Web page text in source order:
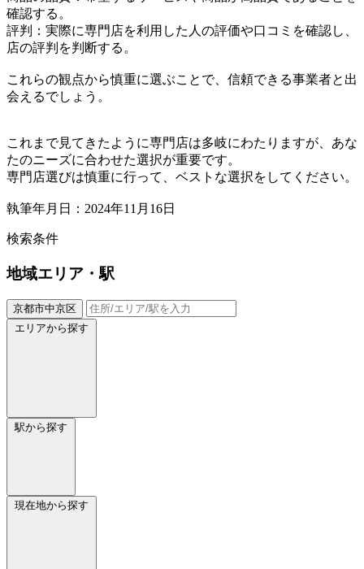
確認する。
評判：実際に専門店を利用した人の評価や口コミを確認し、
店の評判を判断する。
これらの観点から慎重に選ぶことで、信頼できる事業者と出
会えるでしょう。
これまで見てきたように専門店は多岐にわたりますが、あな
たのニーズに合わせた選択が重要です。
専門店選びは慎重に行って、ベストな選択をしてください。
執筆年月日：2024年11月16日
検索条件
地域エリア・駅
京都市中京区
エリアから探す
駅から探す
現在地から探す